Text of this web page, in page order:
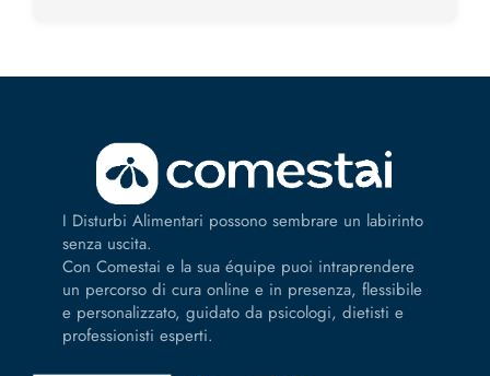
I Disturbi Alimentari possono sembrare un labirinto
senza uscita.
Con Comestai e la sua équipe puoi intraprendere
un percorso di cura online e in presenza, flessibile
e personalizzato, guidato da psicologi, dietisti e
professionisti esperti.